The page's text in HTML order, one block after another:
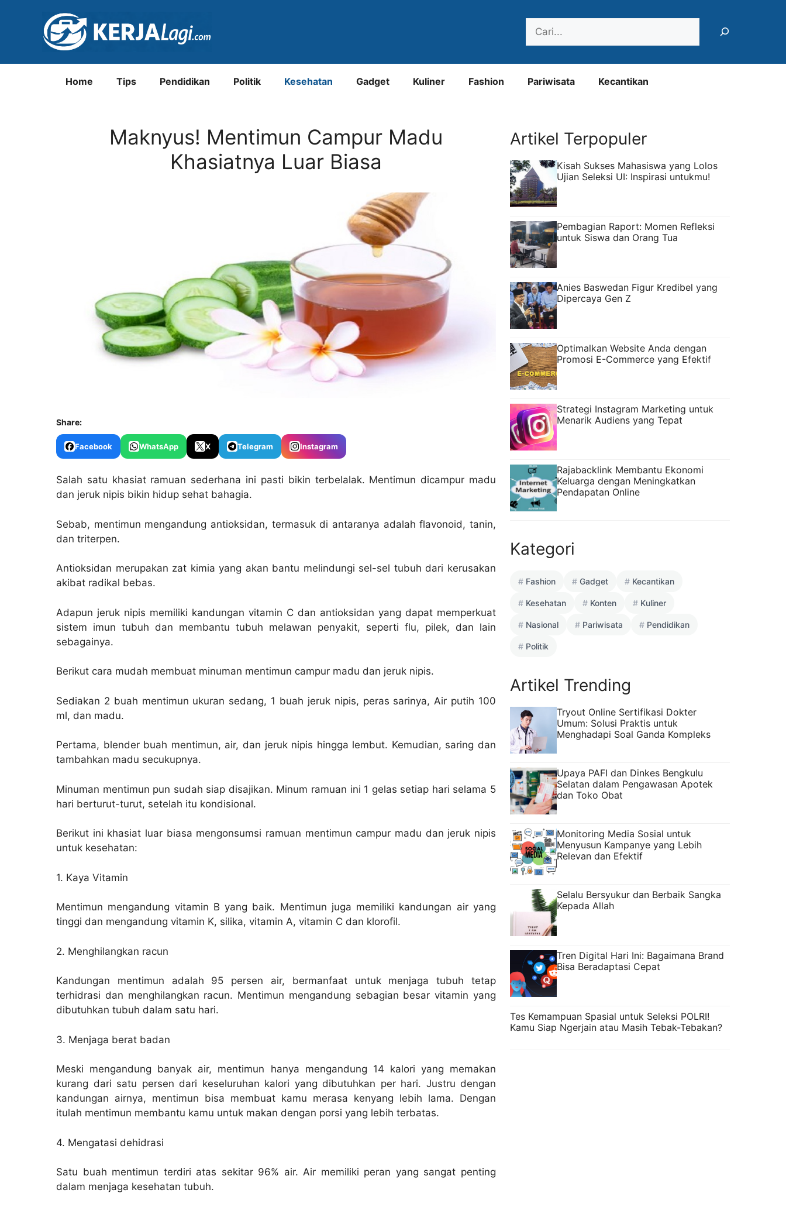
Home Tips Pendidikan Politik Kesehatan Gadget Kuliner Fashion Pariwisata Kecantikan
Maknyus! Mentimun Campur Madu
Khasiatnya Luar Biasa
Share:
Facebook WhatsApp X Telegram Instagram
Salah satu khasiat ramuan sederhana ini pasti bikin terbelalak. Mentimun dicampur madu
dan jeruk nipis bikin hidup sehat bahagia.
Sebab, mentimun mengandung antioksidan, termasuk di antaranya adalah flavonoid, tanin,
dan triterpen.
Antioksidan merupakan zat kimia yang akan bantu melindungi sel-sel tubuh dari kerusakan
akibat radikal bebas.
Adapun jeruk nipis memiliki kandungan vitamin C dan antioksidan yang dapat memperkuat
sistem imun tubuh dan membantu tubuh melawan penyakit, seperti flu, pilek, dan lain
sebagainya.
Berikut cara mudah membuat minuman mentimun campur madu dan jeruk nipis.
Sediakan 2 buah mentimun ukuran sedang, 1 buah jeruk nipis, peras sarinya, Air putih 100
ml, dan madu.
Pertama, blender buah mentimun, air, dan jeruk nipis hingga lembut. Kemudian, saring dan
tambahkan madu secukupnya.
Minuman mentimun pun sudah siap disajikan. Minum ramuan ini 1 gelas setiap hari selama 5
hari berturut-turut, setelah itu kondisional.
Berikut ini khasiat luar biasa mengonsumsi ramuan mentimun campur madu dan jeruk nipis
untuk kesehatan:
1. Kaya Vitamin
Mentimun mengandung vitamin B yang baik. Mentimun juga memiliki kandungan air yang
tinggi dan mengandung vitamin K, silika, vitamin A, vitamin C dan klorofil.
2. Menghilangkan racun
Kandungan mentimun adalah 95 persen air, bermanfaat untuk menjaga tubuh tetap
terhidrasi dan menghilangkan racun. Mentimun mengandung sebagian besar vitamin yang
dibutuhkan tubuh dalam satu hari.
3. Menjaga berat badan
Meski mengandung banyak air, mentimun hanya mengandung 14 kalori yang memakan
kurang dari satu persen dari keseluruhan kalori yang dibutuhkan per hari. Justru dengan
kandungan airnya, mentimun bisa membuat kamu merasa kenyang lebih lama. Dengan
itulah mentimun membantu kamu untuk makan dengan porsi yang lebih terbatas.
4. Mengatasi dehidrasi
Satu buah mentimun terdiri atas sekitar 96% air. Air memiliki peran yang sangat penting
dalam menjaga kesehatan tubuh.
Artikel Terpopuler
Kisah Sukses Mahasiswa yang Lolos
Ujian Seleksi UI: Inspirasi untukmu!
Pembagian Raport: Momen Refleksi
untuk Siswa dan Orang Tua
Anies Baswedan Figur Kredibel yang
Dipercaya Gen Z
Optimalkan Website Anda dengan
Promosi E-Commerce yang Efektif
Strategi Instagram Marketing untuk
Menarik Audiens yang Tepat
Rajabacklink Membantu Ekonomi
Keluarga dengan Meningkatkan
Pendapatan Online
Kategori
Fashion Gadget Kecantikan
Kesehatan Konten Kuliner
Nasional Pariwisata Pendidikan
Politik
Artikel Trending
Tryout Online Sertifikasi Dokter
Umum: Solusi Praktis untuk
Menghadapi Soal Ganda Kompleks
Upaya PAFI dan Dinkes Bengkulu
Selatan dalam Pengawasan Apotek
dan Toko Obat
Monitoring Media Sosial untuk
Menyusun Kampanye yang Lebih
Relevan dan Efektif
Selalu Bersyukur dan Berbaik Sangka
Kepada Allah
Tren Digital Hari Ini: Bagaimana Brand
Bisa Beradaptasi Cepat
Tes Kemampuan Spasial untuk Seleksi POLRI!
Kamu Siap Ngerjain atau Masih Tebak-Tebakan?